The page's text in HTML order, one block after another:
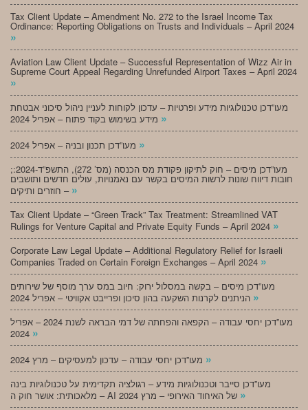
Tax Client Update – Amendment No. 272 to the Israel Income Tax
Ordinance: Reporting Obligations on Trusts and Individuals – April 2024
»
Aviation Law Client Update – Successful Representation of Wizz Air in
Supreme Court Appeal Regarding Unrefunded Airport Taxes – April 2024
»
מעו”דכן טכנולוגיות מידע ופרטיות – עדכון לקוחות לעניין ניהול סיכוני אבטחת
»
»
;מעו”דכן מיסים – חוק לתיקון פקודת מס הכנסה (מס’ 272), התשפ”ד-2024:
חובות דיווח שונות לרשות המיסים בקשר עם נאמנויות, עולים חדשים ותושבים
חוזרים ותיקים – »
Tax Client Update – “Green Track” Tax Treatment: Streamlined VAT
Rulings for Venture Capital and Private Equity Funds – April 2024 »
Corporate Law Legal Update – Additional Regulatory Relief for Israeli
Companies Traded on Certain Foreign Exchanges – April 2024 »
מעו”דכן מיסים – בקשה במסלול ירוק: חיוב במס ערך מוסף של שירותים
»
מעו”דכן יחסי עבודה – הקפאה והפחתה של דמי הבראה לשנת 2024 – אפריל
»
»
מעו”דכן סייבר וטכנולוגיות מידע – רגולציה תקדימית על טכנולוגיות בינה
»